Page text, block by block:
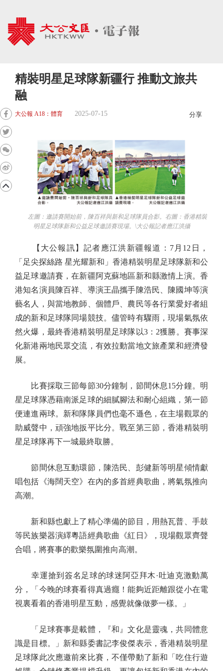
精裝明星足球隊新疆行 推動文旅共
融
大公報 A18：體育 2025-07-15 分享
左圖：邀請賽開始前，陳百祥與新和足球隊員合影。右圖：香港精裝
明星足球隊新和公益足球邀請賽現場。\大公報記者應江洪攝
【大公報訊】記者應江洪新疆報道：7月12日，
「足尖探絲路 星光耀新和」香港精裝明星足球隊新和公
益足球邀請賽，在新疆阿克蘇地區新和縣激情上演。香
港知名演員陳百祥、導演王晶攜手陳浩民、陳國坤等演
藝名人，與當地教師、個體戶、農民等各行業愛好者組
成的新和足球隊同場競技。儘管時有驟雨，現場氣氛依
然火爆，最終香港精裝明星足球隊以3：2獲勝。賽事深
化新港兩地民眾交流，有效拉動當地文旅產業和經濟發
展。
比賽採取三節每節30分鐘制，節間休息15分鐘。明
星足球隊憑藉南派足球的細膩腳法和耐心組織，第一節
便連進兩球。新和隊隊員們也毫不遜色，在主場觀眾的
助威聲中，頑強地扳平比分。戰至第三節，香港精裝明
星足球隊再下一城最終取勝。
節間休息互動環節，陳浩民、彭健新等明星傾情獻
唱包括《海闊天空》在內的多首經典歌曲，將氣氛推向
高潮。
新和縣也獻上了精心準備的節目，用熱瓦普、手鼓
等民族樂器演繹粵語經典歌曲《紅日》，現場觀眾齊聲
合唱，將賽事的歡樂氛圍推向高潮。
幸運搶到簽名足球的球迷阿亞拜木·吐迪克激動萬
分，「今晚的球賽看得真過癮！能夠近距離跟從小在電
視裏看着的香港明星互動，感覺就像做夢一樣。」
「足球賽事是載體，『和』文化是靈魂，共同體意
識是目標。」新和縣委書記李俊傑表示，香港精裝明星
足球隊此次應邀前來比賽，不僅帶動了新和「吃住行遊